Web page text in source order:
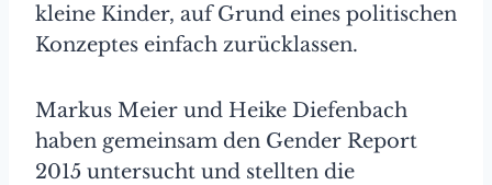
kleine Kinder, auf Grund eines politischen
Konzeptes einfach zurücklassen.
Markus Meier und Heike Diefenbach
haben gemeinsam den Gender Report
2015 untersucht und stellten die